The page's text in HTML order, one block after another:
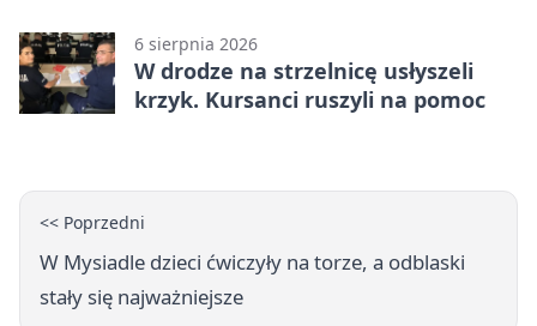
6 sierpnia 2026
W drodze na strzelnicę usłyszeli
krzyk. Kursanci ruszyli na pomoc
<< Poprzedni
W Mysiadle dzieci ćwiczyły na torze, a odblaski
stały się najważniejsze